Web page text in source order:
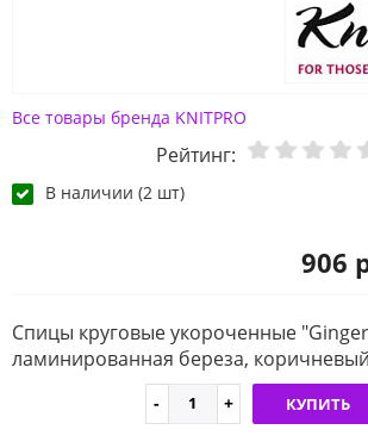
Все товары бренда KNITPRO
Рейтинг:
В наличии (2 шт)
906
Спицы круговые укороченные
ламинированная береза, коричневый
КУПИТЬ